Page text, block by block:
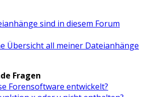
sind in diesem Forum
Übersicht all meiner Dateianhänge
Fragen
Forensoftware entwickelt?